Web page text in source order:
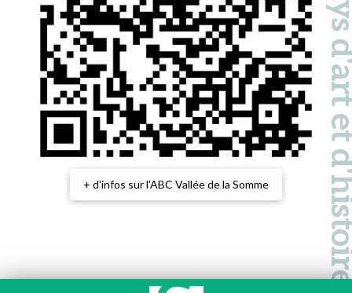
+ d'infos sur l'ABC Vallée de la Somme Pays